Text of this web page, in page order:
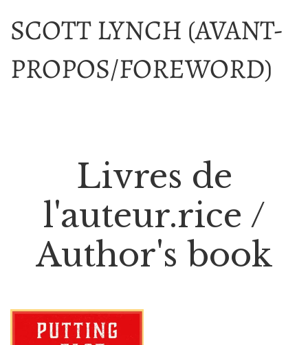
SCOTT LYNCH (AVANT-
PROPOS/FOREWORD)
Livres de
l'auteur.rice /
Author's book